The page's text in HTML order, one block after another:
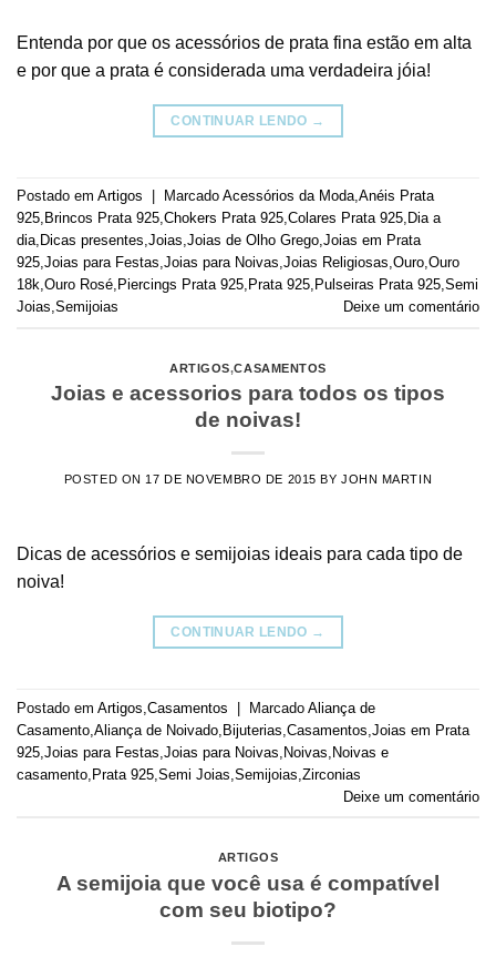
Entenda por que os acessórios de prata fina estão em alta
e por que a prata é considerada uma verdadeira jóia!
CONTINUAR LENDO →
Postado em Artigos Marcado Acessórios da Moda Anéis Prata
925 Brincos Prata 925 Chokers Prata 925 Colares Prata 925 Dia a
dia Dicas presentes Joias Joias de Olho Grego Joias em Prata
925 Joias para Festas Joias para Noivas Joias Religiosas Ouro Ouro
18k Ouro Rosé Piercings Prata 925 Prata 925 Pulseiras Prata 925 Semi
Joias Semijoias Deixe um comentário
ARTIGOS,CASAMENTOS
Joias e acessorios para todos os tipos
de noivas!
POSTED ON 17 DE NOVEMBRO DE 2015 BY JOHN MARTIN
Dicas de acessórios e semijoias ideais para cada tipo de
noiva!
CONTINUAR LENDO →
Postado em Artigos Casamentos | Marcado Aliança de
Casamento Aliança de Noivado Bijuterias Casamentos Joias em Prata
925 Joias para Festas Joias para Noivas Noivas Noivas e
casamento Prata 925 Semi Joias Semijoias Zirconias
Deixe um comentário
ARTIGOS
A semijoia que você usa é compatível
com seu biotipo?